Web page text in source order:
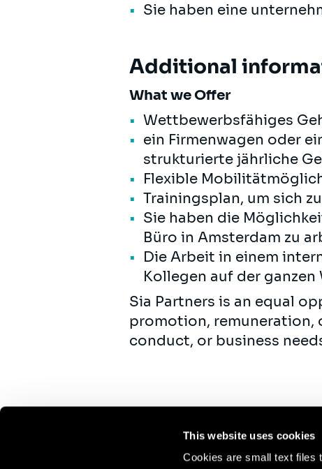
This website uses cookies
Cookies are small text files
Sie haben eine
Additional
What we Offer
Wettbewerbsfähiges
ein Firmenwagen oder
strukturierte jährliche
Flexible
Trainingsplan, um sich
Sie haben die
Büro in Amsterdam zu
Die Arbeit in einem
Kollegen auf der
Sia Partners is an equal
promotion, remuneration,
conduct, or business